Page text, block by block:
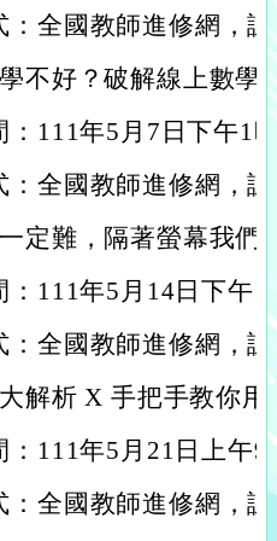
：全國教師進修網，
不好？破解線上數學
：111年5月7日下午1
：全國教師進修網，
定難，隔著螢幕我們
：111年5月14日下午
：全國教師進修網，
解析 X 手把手教你
：111年5月21日上午
：全國教師進修網，